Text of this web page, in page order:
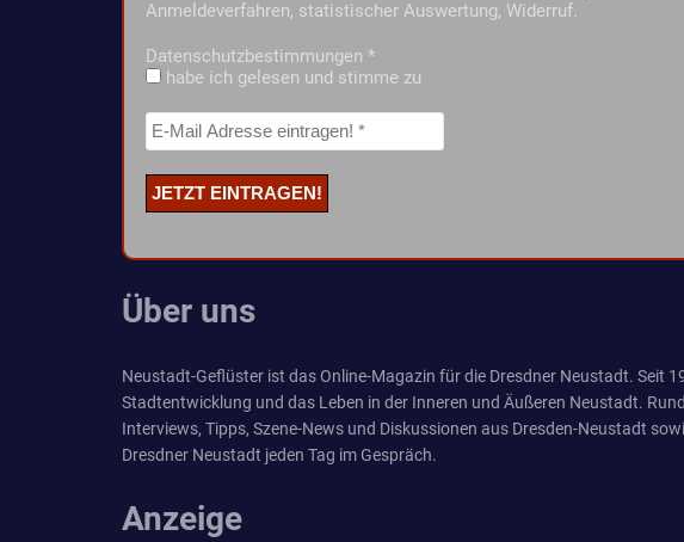
Anmeldeverfahren, statistischer Auswertung, Widerruf.
Datenschutzbestimmungen *
habe ich gelesen und stimme zu
Über uns
Neustadt-Geflüster ist das Online-Magazin für die Dresdner Neustadt. Seit
Stadtentwicklung und das Leben in der Inneren und Äußeren Neustadt.
Interviews, Tipps, Szene-News und Diskussionen aus Dresden-Neustadt
Dresdner Neustadt jeden Tag im Gespräch.
Anzeige